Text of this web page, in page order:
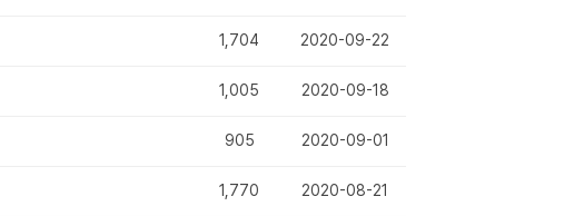
1,704 2020-09-22
1,005 2020-09-18
905 2020-09-01
1,770 2020-08-21